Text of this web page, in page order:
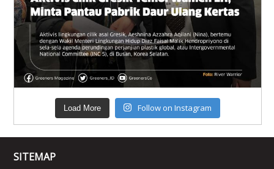
Load More Follow on Instagram
SITEMAP